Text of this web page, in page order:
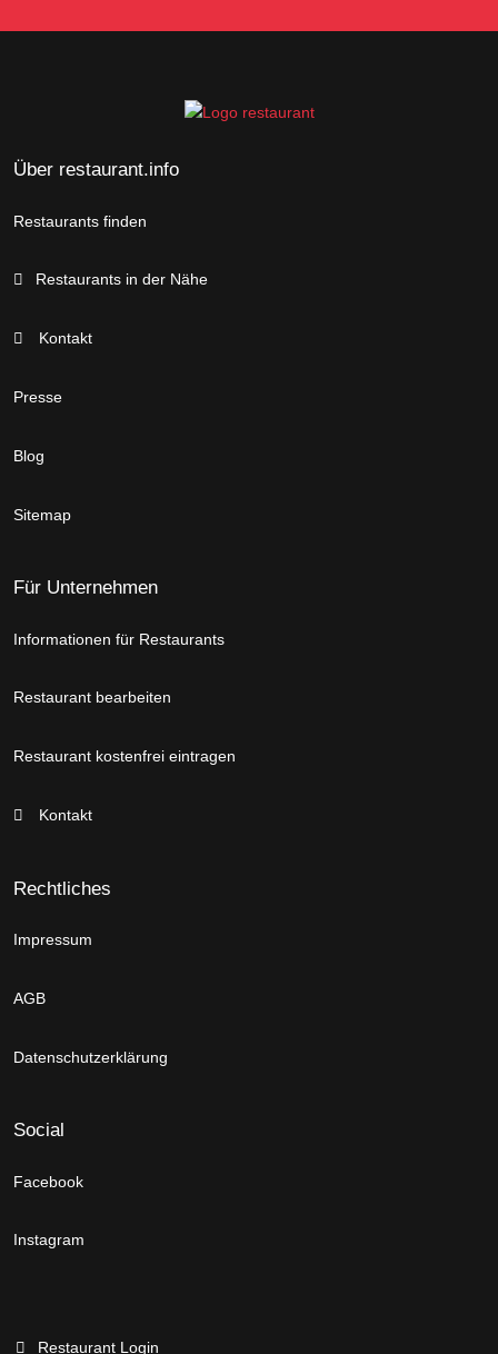
Über restaurant.info
Restaurants finden
Restaurants in der Nähe
Kontakt
Presse
Blog
Sitemap
Für Unternehmen
Informationen für Restaurants
Restaurant bearbeiten
Restaurant kostenfrei eintragen
Kontakt
Rechtliches
Impressum
AGB
Datenschutzerklärung
Social
Facebook
Instagram
Restaurant Login